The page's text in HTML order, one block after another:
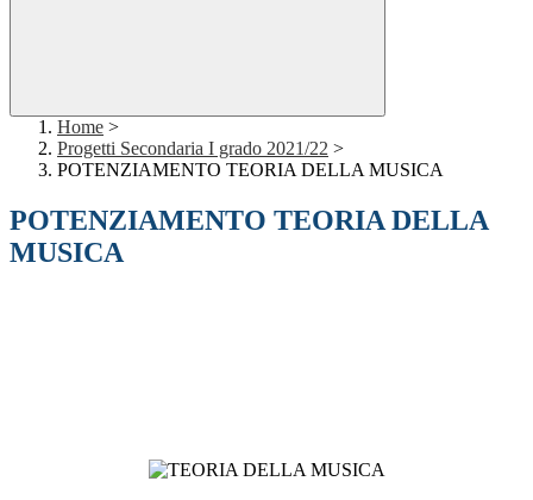
Home >
Progetti Secondaria I grado 2021/22 >
POTENZIAMENTO TEORIA DELLA MUSICA
POTENZIAMENTO TEORIA DELLA
MUSICA